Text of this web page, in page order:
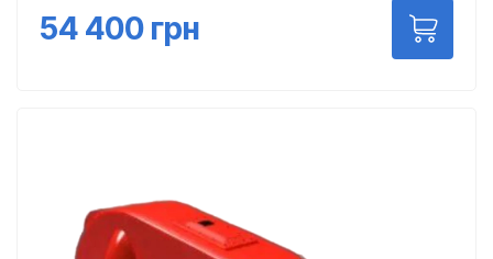
54 400 грн